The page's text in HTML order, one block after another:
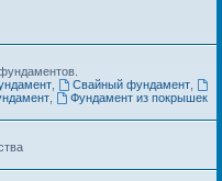
, Свайный фундамент,
,
Фундамент из покрышек